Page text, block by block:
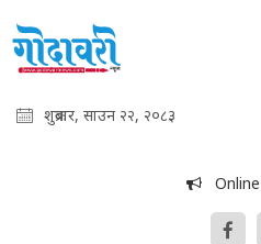
शुक्रबार, साउन २२, २०८३